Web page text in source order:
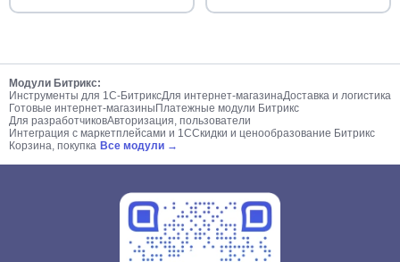
Модули Битрикс:
Инструменты для 1С-БитриксДля интернет-магазинаДоставка и логистика
Готовые интернет-магазины Платежные модули Битрикс
Для разработчиковАвторизация, пользователи
Интеграция с маркетплейсами и 1ССкидки и ценообразование Битрикс
Корзина, покупка Все модули →